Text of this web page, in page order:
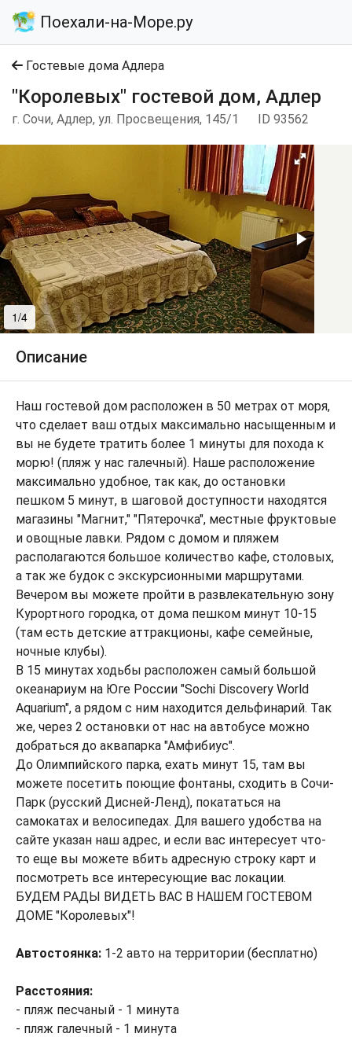
Поехали-на-Море.ру
Гостевые дома Адлера
"Королевых" гостевой дом, Адлер
г. Сочи, Адлер, ул. Просвещения, 145/1 ID 93562
1/4
Описание
Наш гостевой дом расположен в 50 метрах от моря,
что сделает ваш отдых максимально насыщенным и
вы не будете тратить более 1 минуты для похода к
морю! (пляж у нас галечный). Наше расположение
максимально удобное, так как, до остановки
пешком 5 минут, в шаговой доступности находятся
магазины "Магнит," "Пятерочка", местные фруктовые
и овощные лавки. Рядом с домом и пляжем
располагаются большое количество кафе, столовых,
а так же будок с экскурсионными маршрутами.
Вечером вы можете пройти в развлекательную зону
Курортного городка, от дома пешком минут 10-15
(там есть детские аттракционы, кафе семейные,
ночные клубы).
В 15 минутах ходьбы расположен самый большой
океанариум на Юге России "Sochi Discovery World
Aquarium", а рядом с ним находится дельфинарий. Так
же, через 2 остановки от нас на автобусе можно
добраться до аквапарка "Амфибиус".
До Олимпийского парка, ехать минут 15, там вы
можете посетить поющие фонтаны, сходить в Сочи-
Парк (русский Дисней-Ленд), покататься на
самокатах и велосипедах. Для вашего удобства на
сайте указан наш адрес, и если вас интересует что-
то еще вы можете вбить адресную строку карт и
посмотреть все интересующие вас локации.
БУДЕМ РАДЫ ВИДЕТЬ ВАС В НАШЕМ ГОСТЕВОМ
ДОМЕ "Королевых"!
Автостоянка: 1-2 авто на территории (бесплатно)
Расстояния:
- пляж песчаный - 1 минута
- пляж галечный - 1 минута